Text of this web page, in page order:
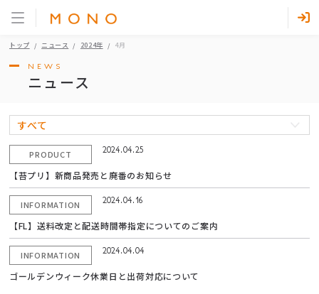
トップ ニュース 2024年 4月
NEWS
ニュース
すべて
2024.04.25
PRODUCT
【苔プリ】新商品発売と廃番のお知らせ
2024.04.16
INFORMATION
【FL】送料改定と配送時間帯指定についてのご案内
2024.04.04
INFORMATION
ゴールデンウィーク休業日と出荷対応について